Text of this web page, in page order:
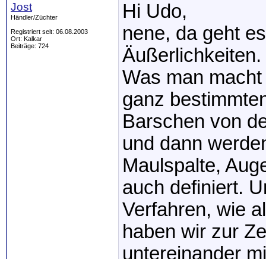
Jost
Händler/Züchter
Registriert seit: 06.08.2003
Ort: Kalkar
Beiträge: 724
Hi Udo,
nene, da geht
Äußerlichkeiten.
Was man
ganz
Barschen von
und dann
Maulspalte,
auch definiert.
Verfahren, wie
haben wir zur
untereinander